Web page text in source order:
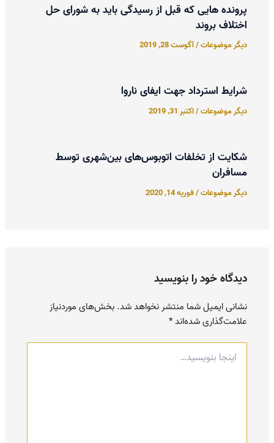
پرونده هایی که قبل از رسیدگی باید به شورای حل
اختلاف بروند
دیگر موضوعات/آگوست 28, 2019
شرایط استرداد جهت ایفای ناروا
دیگر موضوعات/اکتبر 31, 2019
شکایت از تخلفات اتوبوس‌های بین‌شهری توسط
مسافران
دیگر موضوعات/فوریه 14, 2020
دیدگاه‌ خود را بنویسید
نشانی ایمیل شما منتشر نخواهد شد. بخش‌های موردنیاز
علامت‌گذاری شده‌اند*
اینجا
بنویسید…